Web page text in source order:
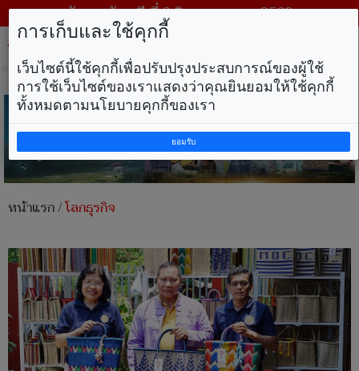
วันพฤหัสบดี ที่ 6 สิงหาคม พ.ศ. 2569
หน้าแรก/โลกธุรกิจ
การเก็บและใช้คุกกี้
เว็บไซต์นี้ใช้คุกกี้เพื่อปรับปรุงประสบการณ์ของผู้ใช้
การใช้เว็บไซต์ของเราแสดงว่าคุณยินยอมให้ใช้คุกกี้
ทั้งหมดตามนโยบายคุกกี้ของเรา
ยอมรับ